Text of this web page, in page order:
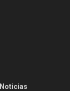
Noticias